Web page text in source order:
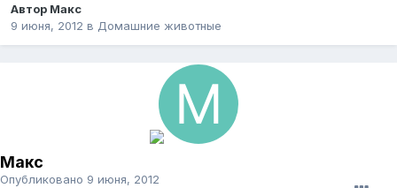
Автор Макс
9 июня, 2012 в Домашние животные
Макс
Опубликовано 9 июня, 2012